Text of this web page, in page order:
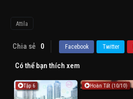
Attila
Chia sẻ 0 Facebook Twitter
Có thể bạn thích xem
Tập 6 Hoàn Tất (10/10)